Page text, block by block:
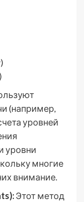
(например,
уровней
уровни
многие
внимание.
Этот метод